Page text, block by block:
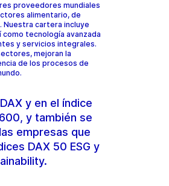
proveedores mundiales
alimentario, de
cartera incluye
como tecnología avanzada
y servicios integrales.
mejoran la
de los procesos de
y en el índice
y también se
empresas que
DAX 50 ESG y